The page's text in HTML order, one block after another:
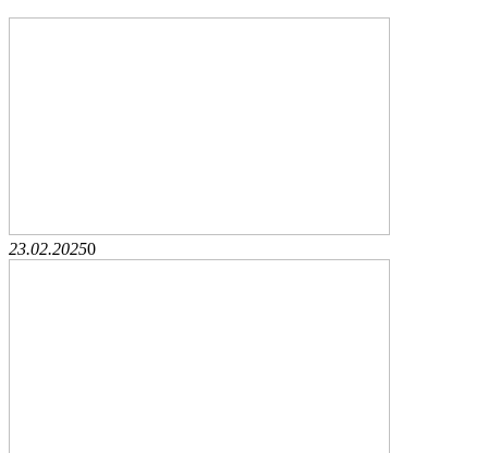
23.02.20250